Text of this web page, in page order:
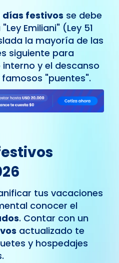
días festivos se debe
Emiliani" (Ley 51
la mayoría de las
siguiente para
y el descanso
"puentes".
tus vacaciones
conocer el
. Contar con un
actualizado te
y hospedajes